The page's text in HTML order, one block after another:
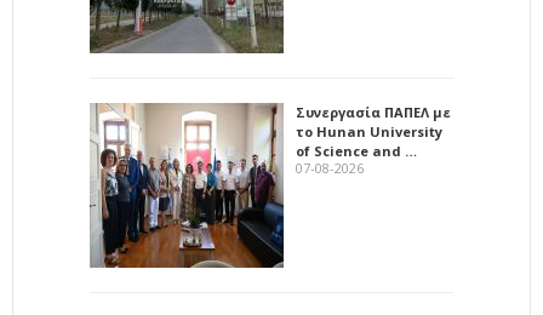
Συνεργασία ΠΑΠΕΛ με
το Hunan University
of Science and …
07-08-2026